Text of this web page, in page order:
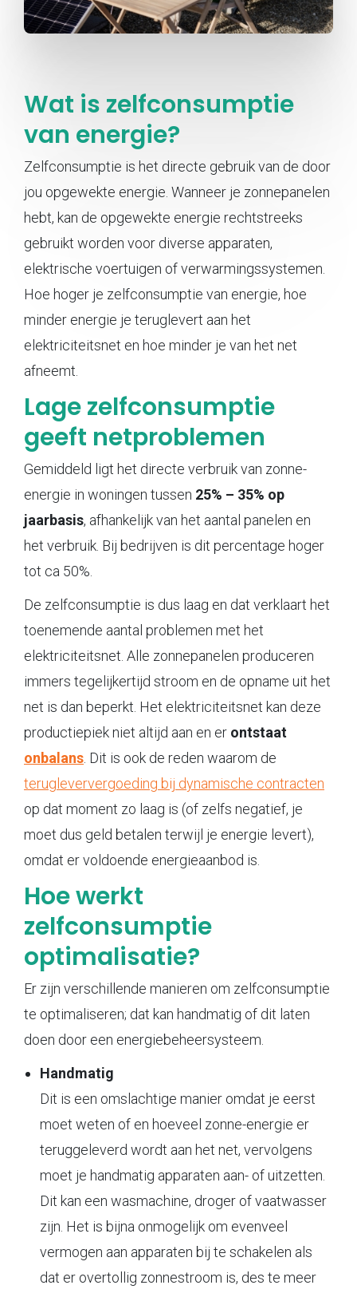
Wat is zelfconsumptie
van energie?
Zelfconsumptie is het directe gebruik van de door
jou opgewekte energie. Wanneer je zonnepanelen
hebt, kan de opgewekte energie rechtstreeks
gebruikt worden voor diverse apparaten,
elektrische voertuigen of verwarmingssystemen.
Hoe hoger je zelfconsumptie van energie, hoe
minder energie je teruglevert aan het
elektriciteitsnet en hoe minder je van het net
afneemt.
Lage zelfconsumptie
geeft netproblemen
Gemiddeld ligt het directe verbruik van zonne-
energie in woningen tussen 25% – 35% op
jaarbasis, afhankelijk van het aantal panelen en
het verbruik. Bij bedrijven is dit percentage hoger
tot ca 50%.
De zelfconsumptie is dus laag en dat verklaart het
toenemende aantal problemen met het
elektriciteitsnet. Alle zonnepanelen produceren
immers tegelijkertijd stroom en de opname uit het
net is dan beperkt. Het elektriciteitsnet kan deze
productiepiek niet altijd aan en er ontstaat
onbalans . Dit is ook de reden waarom de
terugleververgoeding bij dynamische contracten
op dat moment zo laag is (of zelfs negatief, je
moet dus geld betalen terwijl je energie levert),
omdat er voldoende energieaanbod is.
Hoe werkt
zelfconsumptie
optimalisatie?
Er zijn verschillende manieren om zelfconsumptie
te optimaliseren; dat kan handmatig of dit laten
doen door een energiebeheersysteem.
Handmatig
Dit is een omslachtige manier omdat je eerst
moet weten of en hoeveel zonne-energie er
teruggeleverd wordt aan het net, vervolgens
moet je handmatig apparaten aan- of uitzetten.
Dit kan een wasmachine, droger of vaatwasser
zijn. Het is bijna onmogelijk om evenveel
vermogen aan apparaten bij te schakelen als
dat er overtollig zonnestroom is, des te meer